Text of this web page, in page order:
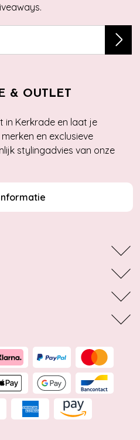
& OUTLET
in Kerkrade en laat je
en exclusieve
stylingadvies van onze